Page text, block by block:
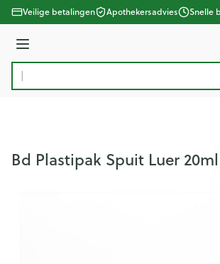
Ga naar de inhoud
Veilige betalingen Apothekersadvies Snelle
Menu
Product, merk, categorie...
Bd Plastipak Spuit Luer 20ml